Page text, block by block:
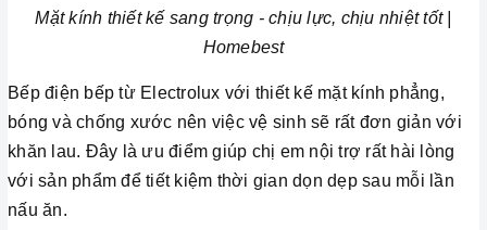
Mặt kính thiết kế sang trọng - chịu lực, chịu nhiệt tốt |
Homebest
Bếp điện bếp từ Electrolux với thiết kế mặt kính phẳng,
bóng và chống xước nên việc vệ sinh sẽ rất đơn giản với
khăn lau. Đây là ưu điểm giúp chị em nội trợ rất hài lòng
với sản phẩm để tiết kiệm thời gian dọn dẹp sau mỗi lần
nấu ăn.